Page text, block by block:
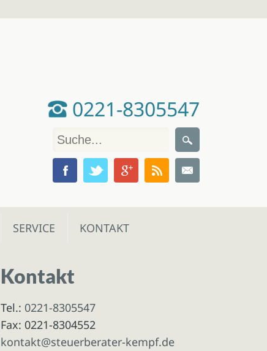
0221-8305547
SERVICE KONTAKT
Kontakt
Tel.: 0221-8305547
Fax: 0221-8304552
kontakt@steuerberater-kempf.de